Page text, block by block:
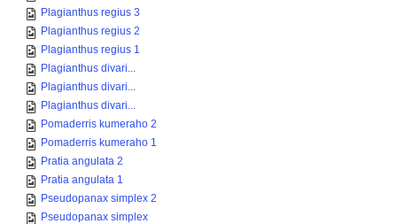
Plagianthus regius 3
Plagianthus regius 2
Plagianthus regius 1
Plagianthus divari...
Plagianthus divari...
Plagianthus divari...
Pomaderris kumeraho 2
Pomaderris kumeraho 1
Pratia angulata 2
Pratia angulata 1
Pseudopanax simplex 2
Pseudopanax simplex